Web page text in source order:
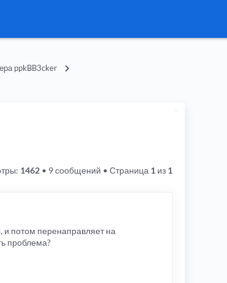
ppkBB3cker
9 сообщений • Страница 1 из 1
1462 •
и потом перенаправляет на
проблема?